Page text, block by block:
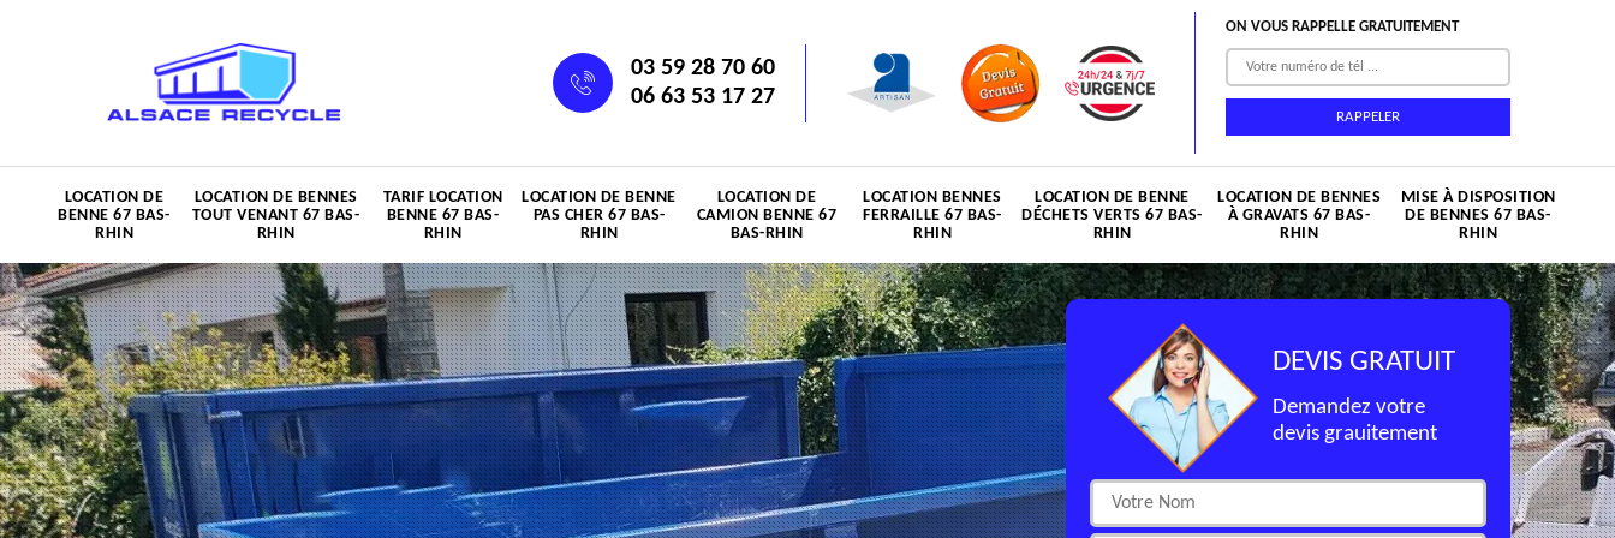
03 59 28 70 60
06 63 53 17 27
ON VOUS RAPPELLE GRATUITEMENT
LOCATION DE
BENNE 67 BAS-
RHIN
LOCATION DE BENNES
TOUT VENANT 67 BAS-
RHIN
TARIF LOCATION
BENNE 67 BAS-
RHIN
LOCATION DE BENNE
PAS CHER 67 BAS-
RHIN
LOCATION DE
CAMION BENNE 67
BAS-RHIN
LOCATION BENNES
FERRAILLE 67 BAS-
RHIN
LOCATION DE BENNE
DÉCHETS VERTS 67 BAS-
RHIN
LOCATION DE BENNES
À GRAVATS 67 BAS-
RHIN
MISE À DISPOSITION
DE BENNES 67 BAS-
RHIN
DEVIS GRATUIT
Demandez votre
devis grauitement